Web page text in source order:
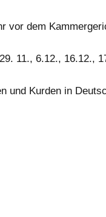
vor dem
11., 6.12., 16.12.,
und Kurden in